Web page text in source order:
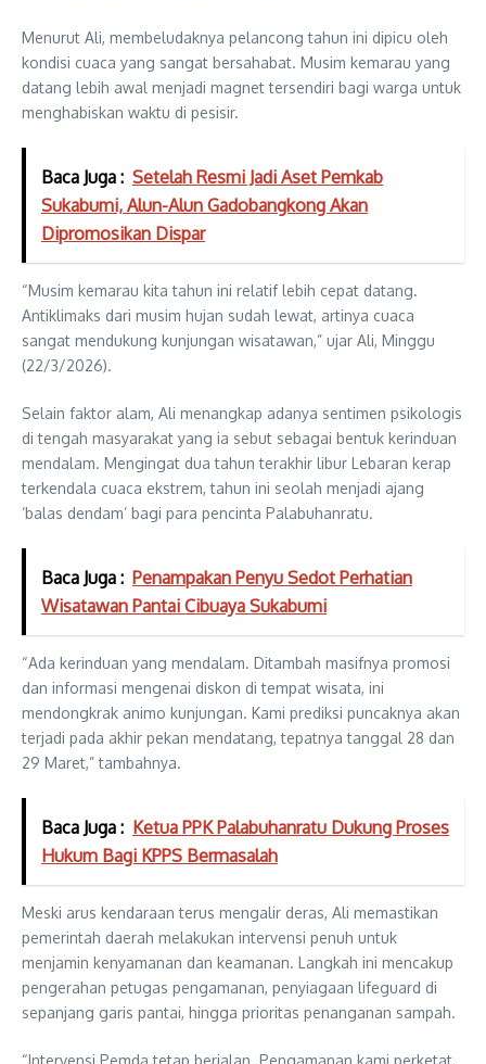
Menurut Ali, membeludaknya pelancong tahun ini dipicu oleh
kondisi cuaca yang sangat bersahabat. Musim kemarau yang
datang lebih awal menjadi magnet tersendiri bagi warga untuk
menghabiskan waktu di pesisir.
Baca Juga : Setelah Resmi Jadi Aset Pemkab
Sukabumi, Alun-Alun Gadobangkong Akan
Dipromosikan Dispar
“Musim kemarau kita tahun ini relatif lebih cepat datang.
Antiklimaks dari musim hujan sudah lewat, artinya cuaca
sangat mendukung kunjungan wisatawan,” ujar Ali, Minggu
(22/3/2026).
Selain faktor alam, Ali menangkap adanya sentimen psikologis
di tengah masyarakat yang ia sebut sebagai bentuk kerinduan
mendalam. Mengingat dua tahun terakhir libur Lebaran kerap
terkendala cuaca ekstrem, tahun ini seolah menjadi ajang
‘balas dendam’ bagi para pencinta Palabuhanratu.
Baca Juga : Penampakan Penyu Sedot Perhatian
Wisatawan Pantai Cibuaya Sukabumi
“Ada kerinduan yang mendalam. Ditambah masifnya promosi
dan informasi mengenai diskon di tempat wisata, ini
mendongkrak animo kunjungan. Kami prediksi puncaknya akan
terjadi pada akhir pekan mendatang, tepatnya tanggal 28 dan
29 Maret,” tambahnya.
Baca Juga : Ketua PPK Palabuhanratu Dukung Proses
Hukum Bagi KPPS Bermasalah
Meski arus kendaraan terus mengalir deras, Ali memastikan
pemerintah daerah melakukan intervensi penuh untuk
menjamin kenyamanan dan keamanan. Langkah ini mencakup
pengerahan petugas pengamanan, penyiagaan lifeguard di
sepanjang garis pantai, hingga prioritas penanganan sampah.
“Intervensi Pemda tetap berjalan. Pengamanan kami perketat,